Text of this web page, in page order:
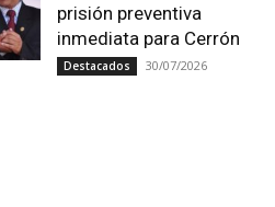
prisión preventiva
inmediata para Cerrón
Destacados 30/07/2026